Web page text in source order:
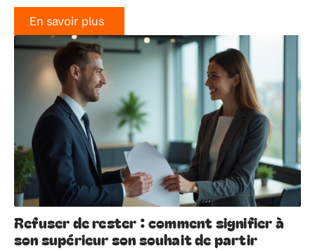
En savoir plus
Refuser de rester : comment signifier à
son supérieur son souhait de partir